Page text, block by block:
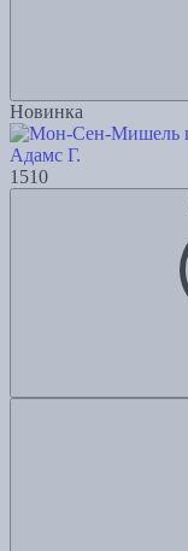
Новинка
Адамс Г.
1510